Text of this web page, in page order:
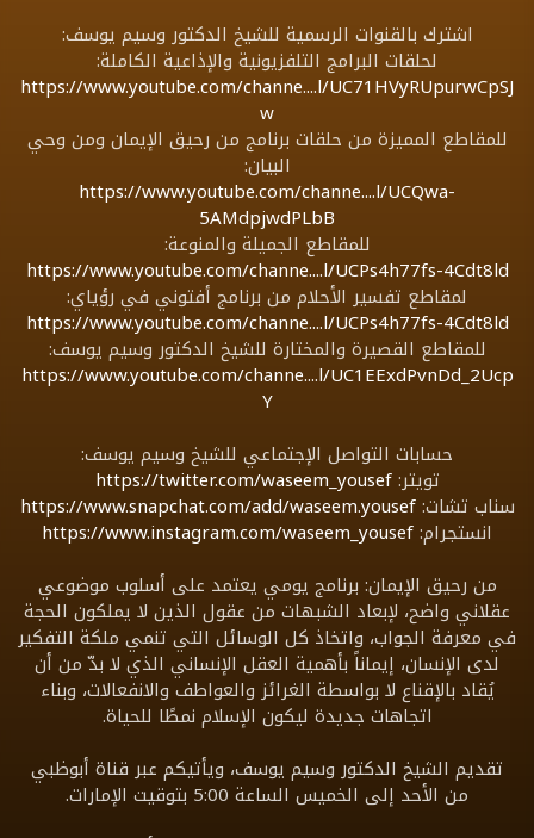
اشترك بالقنوات الرسمية للشيخ الدكتور وسيم يوسف:
لحلقات البرامج التلفزيونية والإذاعية الكاملة:
https://www.youtube.com/channe....l/UC71HVyRUpurwCpSJ
w
للمقاطع المميزة من حلقات برنامج من رحيق الإيمان ومن وحي
البيان:
https://www.youtube.com/channe....l/UCQwa-
5AMdpjwdPLbB
للمقاطع الجميلة والمنوعة:
https://www.youtube.com/channe....l/UCPs4h77fs-4Cdt8ld
لمقاطع تفسير الأحلام من برنامج أفتوني في رؤياي:
https://www.youtube.com/channe....l/UCPs4h77fs-4Cdt8ld
للمقاطع القصيرة والمختارة للشيخ الدكتور وسيم يوسف:
https://www.youtube.com/channe....l/UC1EExdPvnDd_2Ucp
Y
حسابات التواصل الإجتماعي للشيخ وسيم يوسف:
تويتر:https://twitter.com/waseem_yousef
سناب تشات:https://www.snapchat.com/add/waseem.yousef
انستجرام:https://www.instagram.com/waseem_yousef
من رحيق الإيمان: برنامج يومي يعتمد على أسلوب موضوعي
عقلاني واضح، لإبعاد الشبهات من عقول الذين لا يملكون الحجة
في معرفة الجواب، واتخاذ كل الوسائل التي تنمي ملكة التفكير
لدى الإنسان، إيماناً بأهمية العقل الإنساني الذي لا بدّ من أن
يُقاد بالإقناع لا بواسطة الغرائز والعواطف والانفعالات، وبناء
اتجاهات جديدة ليكون الإسلام نمطًا للحياة.
تقديم الشيخ الدكتور وسيم يوسف، ويأتيكم عبر قناة أبوظبي
من الأحد إلى الخميس الساعة 5:00 بتوقيت الإمارات.